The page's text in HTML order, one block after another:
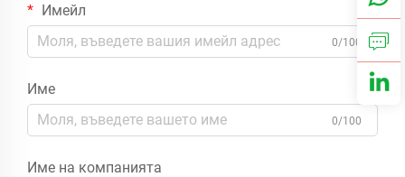
Имейл
0/100
Име
0/100
Име на компанията